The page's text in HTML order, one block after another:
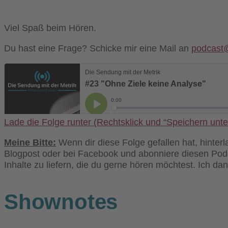
Viel Spaß beim Hören.
Du hast eine Frage? Schicke mir eine Mail an
Lade die Folge runter (Rechtsklick und “Speichern
Meine Bitte: Wenn dir diese Folge gefallen hat,
Blogpost oder bei Facebook und abonniere diesen
Inhalte zu liefern, die du gerne hören möchtest. Ich
Shownotes